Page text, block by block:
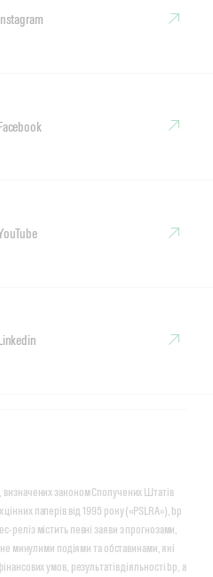
Linkedin
законом Сполучених Штатів
паперів від 1995 року («PSLRA»), bp
містить певні заяви з прогнозами,
минулими подіями та обставинами, які
умов, результатів діяльності bp, а